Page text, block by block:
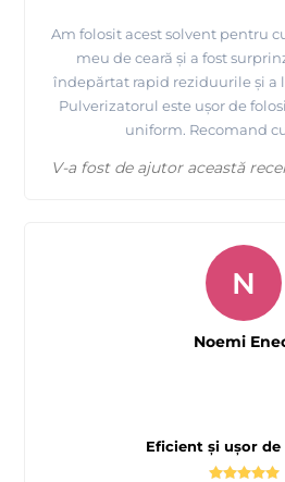
Am folosit acest solvent pentru
meu de ceară și a fost
îndepărtat rapid reziduurile și a
Pulverizatorul este ușor de
uniform. Recomand
V-a fost de ajutor această
Eficient și ușor
N
Noemi